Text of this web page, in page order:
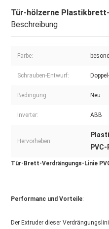
Tür-hölzerne Plastikbrett-
Beschreibung
Farbe:
Schrauben-Entwurf:
Bedingung: Neu
Inverter: ABB
Hervorheben:
Tür-Brett-Verdrängungs-Linie
Performanc und Vorteile:
Der Extruder dieser